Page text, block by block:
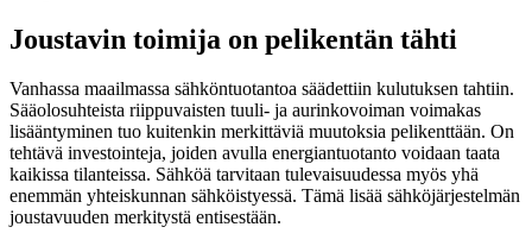
Joustavin toimija on pelikentän tähti
Vanhassa maailmassa sähköntuotantoa säädettiin kulutuksen tahtiin.
Sääolosuhteista riippuvaisten tuuli- ja aurinkovoiman voimakas
lisääntyminen tuo kuitenkin merkittäviä muutoksia pelikenttään. On
tehtävä investointeja, joiden avulla energiantuotanto voidaan taata
kaikissa tilanteissa. Sähköä tarvitaan tulevaisuudessa myös yhä
enemmän yhteiskunnan sähköistyessä. Tämä lisää sähköjärjestelmän
joustavuuden merkitystä entisestään.